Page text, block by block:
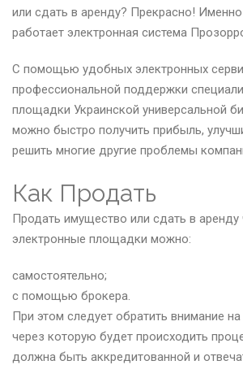
или сдать в аренду? Прекрасно!
работает электронная система
С помощью удобных электронных
профессиональной поддержки
площадки Украинской универсальной
можно быстро получить прибыль,
решить многие другие проблемы
Как Продать
Продать имущество или сдать в аренду
электронные площадки можно:
самостоятельно;
с помощью брокера.
При этом следует обратить внимание
через которую будет происходить
должна быть аккредитованной и